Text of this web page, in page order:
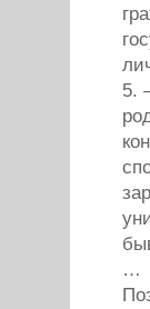
5.
…